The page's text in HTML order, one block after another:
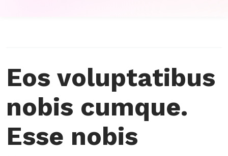
Eos voluptatibus
nobis cumque.
Esse nobis